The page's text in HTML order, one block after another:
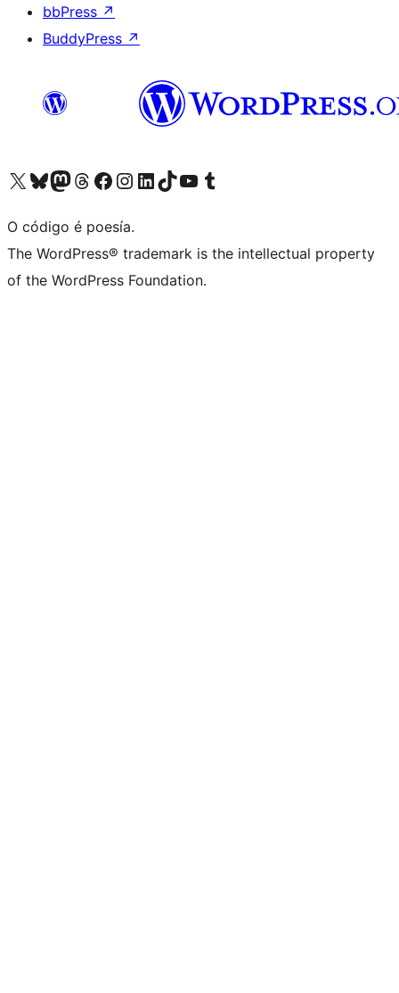
bbPress ↗
BuddyPress ↗
Visita la cuenta de X (anteriormente Twitter)
Visita a nosa conta de Bluesky
Visita a nosa conta de Mastodon
Visita a nosa conta de Threads
Visita a nosa páxina de Facebook
Visita a nosa conta de Instagram
Visita a nosa conta de LinkedIn
Visita a nosa conta de TikTok
Visita a nosa canle de YouTube
Visita a nosa conta de Tumblr
O código é poesía.
The WordPress® trademark is the intellectual property
of the WordPress Foundation.